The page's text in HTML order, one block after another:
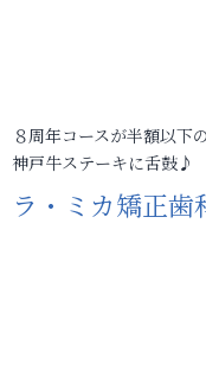
８周年コースが半額以下
神戸牛ステーキに舌鼓♪
ラ・ミカ矯正歯